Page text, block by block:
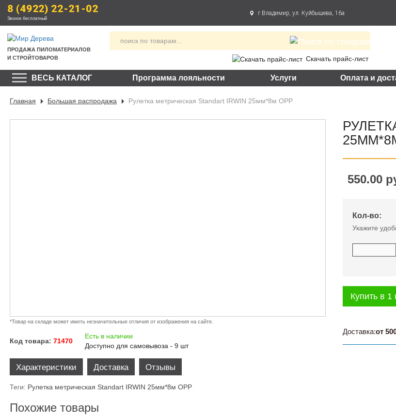
8 (4922) 22-21-02
Звонок бесплатный
г.Владимир, ул. Куйбышева, 16а
ПРОДАЖА ПИЛОМАТЕРИАЛОВ
И СТРОЙТОВАРОВ
Скачать прайс-лист
ВЕСЬ КАТАЛОГ Программа лояльности Услуги Оплата и
Главная Большая распродажа Рулетка метрическая Standart IRWIN 25мм*8м OPP
*Товар на складе может иметь незначительные отличия от изображения на сайте.
Код товара: 71470
Есть в наличии
Доступно для самовывоза - 9 шт
550.00
Кол-во:
Укажите
Купить в 1
Доставка:от
Характеристики Доставка Отзывы
Теги: Рулетка метрическая Standart IRWIN 25мм*8м OPP
Похожие товары